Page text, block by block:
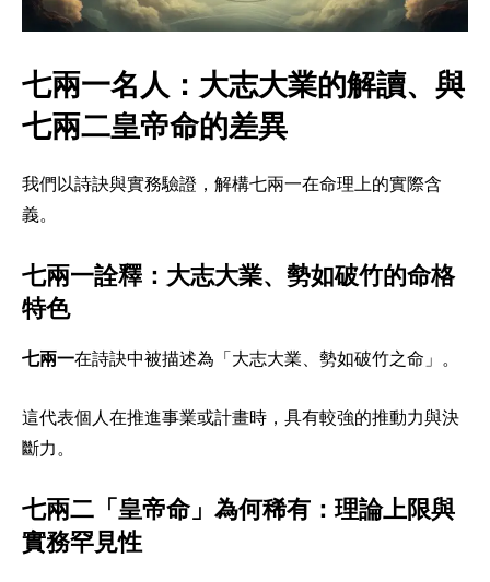
七兩一名人：大志大業的解讀、與
七兩二皇帝命的差異
我們以詩訣與實務驗證，解構七兩一在命理上的實際含
義。
七兩一詮釋：大志大業、勢如破竹的命格
特色
七兩一在詩訣中被描述為「大志大業、勢如破竹之命」。
這代表個人在推進事業或計畫時，具有較強的推動力與決
斷力。
七兩二「皇帝命」為何稀有：理論上限與
實務罕見性